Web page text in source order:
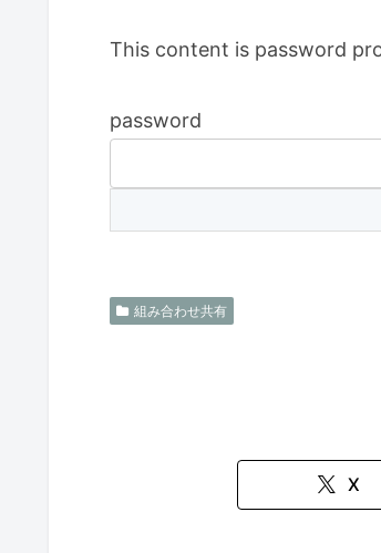
This content is password
password
組み合わせ共有
X